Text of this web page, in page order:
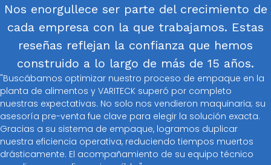
Nos enorgullece ser parte del crecimiento de
cada empresa con la que trabajamos. Estas
reseñas reflejan la confianza que hemos
construido a lo largo de más de 15 años.
"Buscábamos optimizar nuestro proceso de empaque en la
planta de alimentos y VARITECK superó por completo
nuestras expectativas. No solo nos vendieron maquinaria; su
asesoría pre-venta fue clave para elegir la solución exacta.
Gracias a su sistema de empaque, logramos duplicar
nuestra eficiencia operativa, reduciendo tiempos muertos
drásticamente. El acompañamiento de su equipo técnico